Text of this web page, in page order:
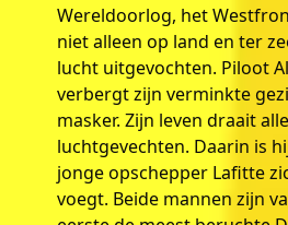
Wereldoorlog, het
niet alleen op land en ter
lucht uitgevochten. Piloot
verbergt zijn verminkte
masker. Zijn leven draait
luchtgevechten. Daarin is
jonge opschepper Lafitte
voegt. Beide mannen zijn